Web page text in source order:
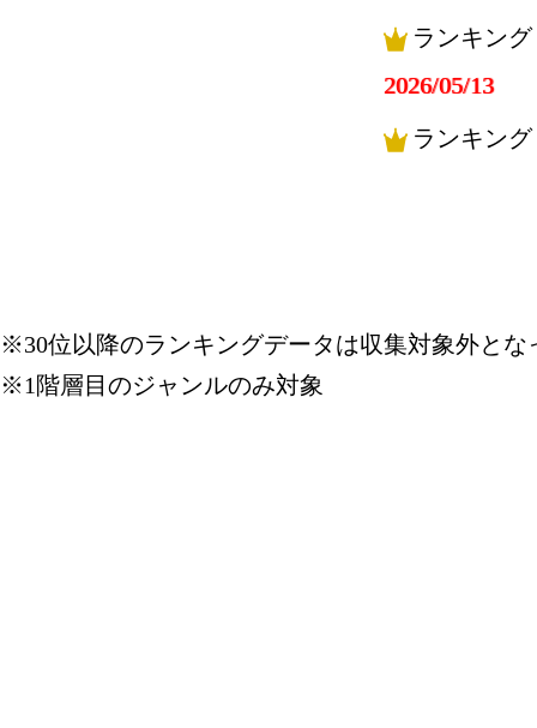
ランキン
2026/05/13
ランキン
※30位以降のランキングデータは収集対象外とな
※1階層目のジャンルのみ対象